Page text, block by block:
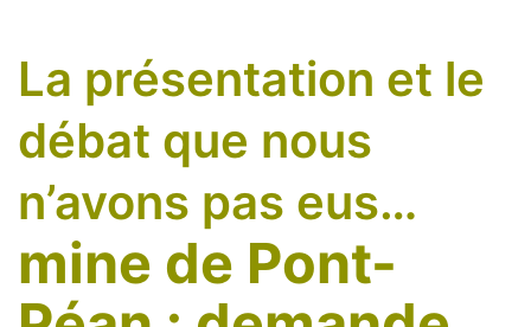
La présentation et le
débat que nous
n’avons pas eus…
mine de Pont-